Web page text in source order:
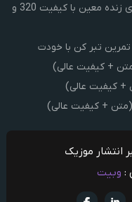
کنسرت صوتی معین لایو | آرشیو کامل اجرای زنده معین با کیفیت 320 و
تبر کن با خودت
+ کیفیت عالی)
کیفیت عالی)
+ کیفیت عالی)
انتشار موزیک
: وبیت